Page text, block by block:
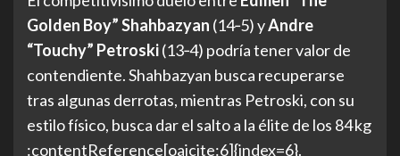
Golden Boy” Shahbazyan (14‑5) yAndre
“Touchy” Petroski(13‑4) podría tener valor de
contendiente. Shahbazyan busca recuperarse
tras algunas derrotas, mientras Petroski, con su
estilo físico, busca dar el salto a la élite de los 84 kg
:contentReference[oaicite:6]{index=6}.